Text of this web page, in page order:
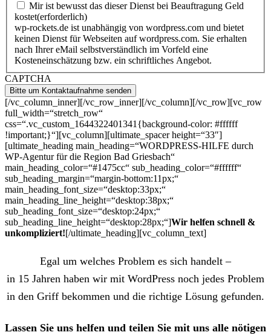
Mir ist bewusst das dieser Dienst bei Beauftragung Geld
kostet(erforderlich)
wp-rockets.de ist unabhängig von wordpress.com und bietet
keinen Dienst für Webseiten auf wordpress.com. Sie erhalten
nach Ihrer eMail selbstverständlich im Vorfeld eine
Kosteneinschätzung bzw. ein schriftliches Angebot.
CAPTCHA
[/vc_column_inner][/vc_row_inner][/vc_column][/vc_row][vc_row
full_width=“stretch_row“
css=“.vc_custom_1644322401341{background-color: #ffffff
!important;}“][vc_column][ultimate_spacer height=“33″]
[ultimate_heading main_heading=“WORDPRESS-HILFE durch
WP-Agentur für die Region Bad Griesbach“
main_heading_color=“#1475cc“ sub_heading_color=“#ffffff“
sub_heading_margin=“margin-bottom:11px;“
main_heading_font_size=“desktop:33px;“
main_heading_line_height=“desktop:38px;“
sub_heading_font_size=“desktop:24px;“
sub_heading_line_height=“desktop:28px;“]Wir helfen schnell &
unkompliziert![/ultimate_heading][vc_column_text]
Egal um welches Problem es sich handelt –
in 15 Jahren haben wir mit WordPress noch jedes Problem
in den Griff bekommen und die richtige Lösung gefunden.
Lassen Sie uns helfen und teilen Sie mit uns alle nötigen